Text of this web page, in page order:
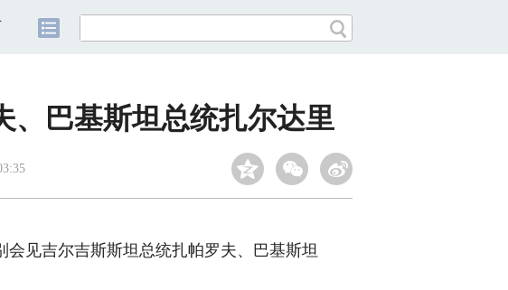
、巴基斯坦总统扎尔达里
见吉尔吉斯斯坦总统扎帕罗夫、巴基斯坦